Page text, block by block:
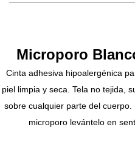
Microporo
Cinta adhesiva hipoalergénica
piel limpia y seca. Tela no tejida,
sobre cualquier parte del
microporo levántelo en